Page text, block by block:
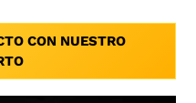
CON NUESTRO